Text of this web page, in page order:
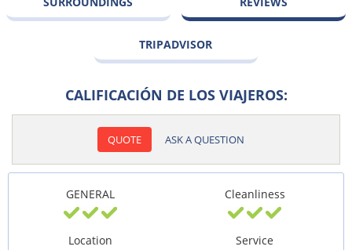
TRIPADVISOR
CALIFICACIÓN DE LOS VIAJEROS:
QUOTE ASK A QUESTION
GENERAL Cleanliness
Location Service